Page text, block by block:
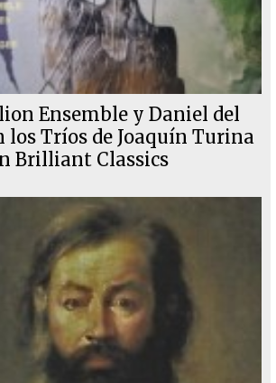
Ensemble y Daniel del
los Tríos de Joaquín Turina
Brilliant Classics